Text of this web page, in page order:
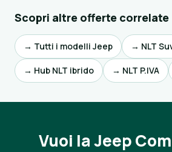
Scopri altre offerte correlate
→ Tutti i modelli Jeep → NLT
→ Hub NLT ibrido → NLT P.IVA
Vuoi la Jeep